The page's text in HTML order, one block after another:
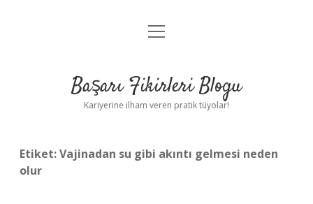
Anasayfa
Yasal Uyarı
menüyü
Başarı Fikirleri Blogu
Kariyerine ilham veren pratik tüyolar!
Etiket:Vajinadan su gibi akıntı gelmesi neden
olur